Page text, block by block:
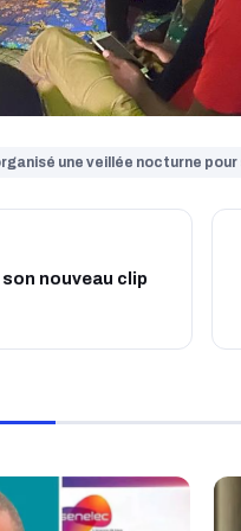
une veillée nocturne
nouveau clip